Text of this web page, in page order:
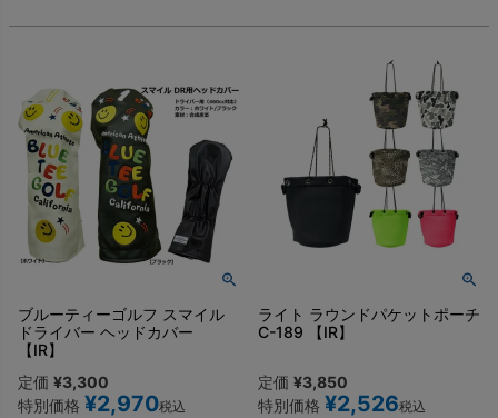
ブルーティーゴルフ スマイル
ドライバー ヘッドカバー
【IR】
定価 ¥3,300
特別価格 ¥2,970税込
ライト ラウンドパケットポーチ
C-189 【IR】
定価 ¥3,850
特別価格 ¥2,526税込